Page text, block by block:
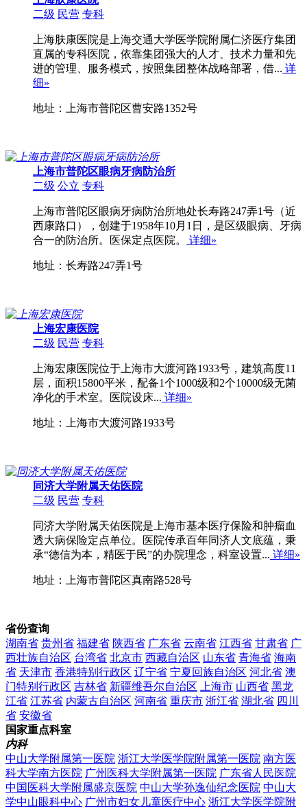
二级 民营 专科
上海肤康医院是上海交通大学医学院附属仁济医疗集团
直属的专科医院，依靠集团强大的人才、技术力量和先
进的管理、服务模式，按照集团整体战略部署，借... 详
细»
地址：上海市普陀区曹安路1352号
上海市普陀区眼病牙病防治所
二级 公立 专科
上海市普陀区眼病牙病防治所地处长寿路247弄1号（近
西康路口），创建于1958年10月1日，是区级眼病、牙病
合一的防治所。医保定点医院。
详细»
地址：长寿路247弄1号
上海宏康医院
二级 民营 专科
上海宏康医院位于上海市大渡河路1933号，建筑高度11
层，面积15800平米，配备1个1000级和2个10000级无菌
净化的手术室。医院设床... 详细»
地址：上海市大渡河路1933号
同济大学附属天佑医院
二级 民营 专科
同济大学附属天佑医院是上海市基本医疗保险和肿瘤血
透大病保险定点单位。医院传承百年同济人文底蕴，秉
承“德信为本，精医于民”的办院理念，科室设置... 详细»
地址：上海市普陀区真南路528号
省份查询
湖南省 贵州省 福建省 陕西省 广东省 云南省 江西省 甘肃省 广
西壮族自治区 台湾省 北京市 西藏自治区 山东省 青海省 海南
省 天津市 香港特别行政区 辽宁省 宁夏回族自治区 河北省 澳
门特别行政区 吉林省 新疆维吾尔自治区 上海市 山西省 黑龙
江省 江苏省 内蒙古自治区 河南省 重庆市 浙江省 湖北省 四川
省 安徽省
国家重点科室
内科
中山大学附属第一医院 浙江大学医学院附属第一医院 南方医
科大学南方医院 广州医科大学附属第一医院 广东省人民医院
中国医科大学附属盛京医院 中山大学孙逸仙纪念医院 中山大
学中山眼科中心 广州市妇女儿童医疗中心 浙江大学医学院附